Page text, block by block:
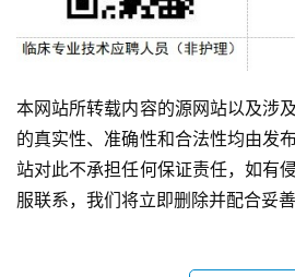
本网站所转载内容的源网站以及涉
的真实性、准确性和合法性均由发
站对此不承担任何保证责任，如有
服联系，我们将立即删除并配合妥善